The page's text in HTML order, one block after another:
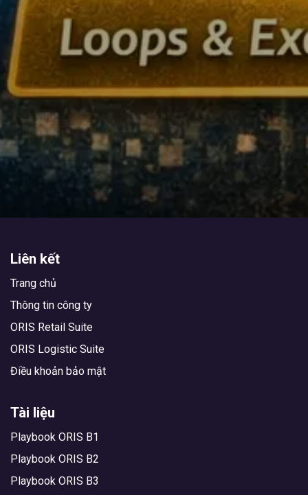
Liên kết
Trang chủ
Thông tin công ty
ORIS Retail Suite
ORIS Logistic Suite
Điều khoản bảo mật
Tài liệu
Playbook ORIS B1
Playbook ORIS B2
Playbook ORIS B3